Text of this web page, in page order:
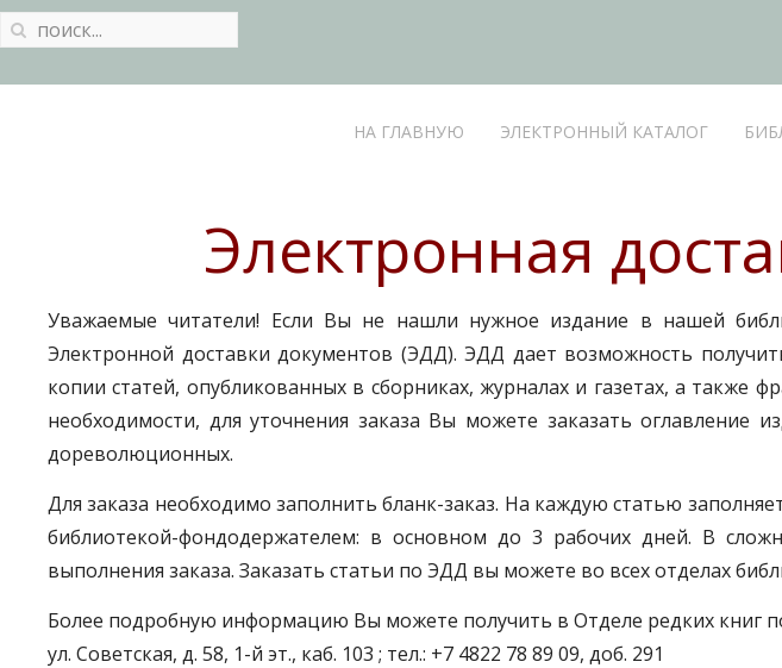
НА ГЛАВНУЮ ЭЛЕКТРОННЫЙ КАТАЛОГ
Электронная
Уважаемые читатели! Если Вы не нашли нужное издание в нашей
Электронной доставки документов (ЭДД). ЭДД дает возможность
копии статей, опубликованных в сборниках, журналах и газетах, а также
необходимости, для уточнения заказа Вы можете заказать
дореволюционных.
Для заказа необходимо заполнить бланк-заказ. На каждую статью
библиотекой-фондодержателем: в основном до 3 рабочих дней. В
выполнения заказа. Заказать статьи по ЭДД вы можете во всех отделах
Более подробную информацию Вы можете получить в Отделе редких книг
ул. Советская, д. 58, 1-й эт., каб. 103 ; тел.: +7 4822 78 89 09, доб. 291